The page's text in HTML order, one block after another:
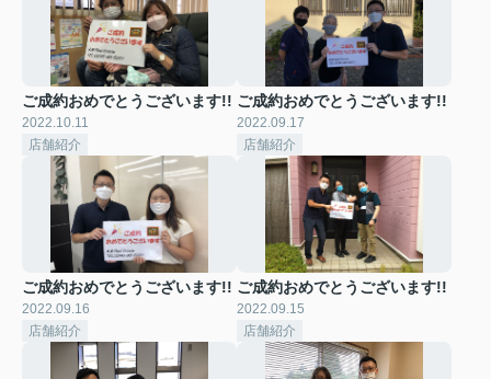
ご成約おめでとうございます!!
2022.10.11
店舗紹介
ご成約おめでとうございます!!
2022.09.17
店舗紹介
ご成約おめでとうございます!!
2022.09.16
店舗紹介
ご成約おめでとうございます!!
2022.09.15
店舗紹介